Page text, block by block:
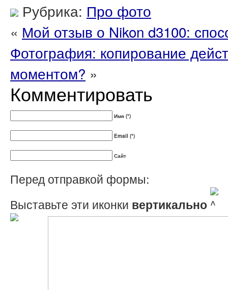
Рубрика: Про фото
« Мой отзыв о Nikon d3100:
Фотография: копирование
моментом? »
Комментировать
Имя (*)
Email (*)
Сайт
Перед отправкой формы:
Выставьте эти иконки вертикально